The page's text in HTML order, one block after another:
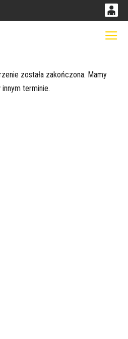
została zakończona. Mamy
terminie.